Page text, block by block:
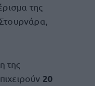
της
της
20